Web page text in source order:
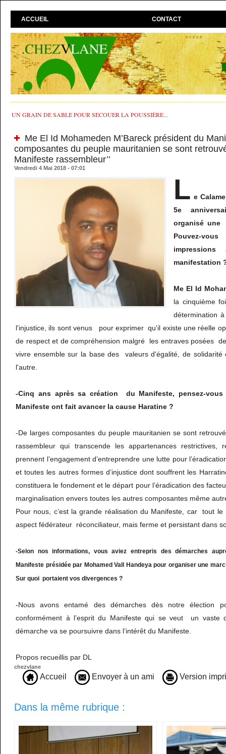
ACCUEIL CONTACT
UN GRAIN DE SABLE POUR SECOUER LA POUSSIÈRE...
Me El Id Mohameden M’Bareck président du
composantes du peuple mauritanien se sont
Manifeste rassembleur’’
Vendredi 4 Mai 2018 - 07:01
L e
5e
organisé une
Pouvez-
manifestation
Me El Id
la cinquième
détermination
l'injustice, ils sont venus pour exprimer qu'il existe une réelle
de respect et de compréhension malgré les entraves posées
vivre ensemble sur la base des valeurs d'égalité, de solidarité
l'autre.
-Cinq ans après sa création du Manifeste, pensez-
Manifeste ont fait avancer la cause Haratine ?
-De larges composantes du peuple mauritanien se sont
rassembleur qui transcende les appartenances restrictives,
prennent l’engagement d’entreprendre une lutte pour
et toutes les autres formes d’injustice dont souffrent les
constituera le fondement et le départ pour l’éradication des
marginalisation envers toutes les autres composantes même
Pour nous, c’est la grande réalisation du Manifeste, car tout le
aspect fédérateur réconciliateur, mais ferme et persistant dans
-Selon nos informations, vous aviez entrepris des démarches
Manifeste présidée par Mohamed Vall Handeya pour organiser une
Sur quoi portaient vos divergences ?
-Nous avons entamé des démarches dès notre élection
conformément à l’esprit du Manifeste qui se veut un vaste
démarche va se poursuivre dans l’intérêt du Manifeste.
Propos recueillis par DL
chezvlane
Accueil Envoyer à un ami Version
Dans la même rubrique :